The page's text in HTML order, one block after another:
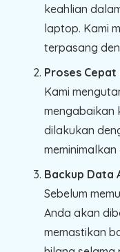
keahlian
laptop. Kami
terpasang
Proses Cepat
Kami
mengabaikan
dilakukan
Backup Data
Sebelum
Anda akan
memastikan